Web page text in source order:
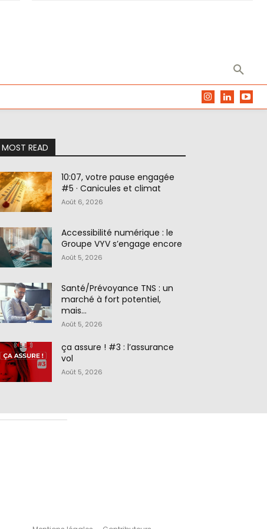
MOST READ
10:07, votre pause engagée
#5 · Canicules et climat
Août 6, 2026
Accessibilité numérique : le
Groupe VYV s’engage encore
Août 5, 2026
Santé/Prévoyance TNS : un
marché à fort potentiel,
mais…
Août 5, 2026
ça assure ! #3 : l’assurance
vol
Août 5, 2026